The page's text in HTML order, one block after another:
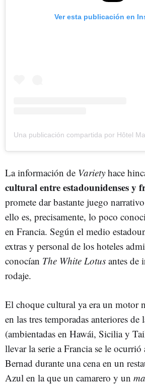
Ver esta publicación en
La información de Variety hace
cultural entre estadounidenses y
promete dar bastante juego
ello es, precisamente, lo poco
en Francia. Según el medio
extras y personal de los hoteles
conocían The White Lotus antes de
rodaje.
El choque cultural ya era un motor
en las tres temporadas anteriores de
(ambientadas en Hawái, Sicilia y
llevar la serie a Francia se le
Bernad durante una cena en un
Azul en la que un camarero y un